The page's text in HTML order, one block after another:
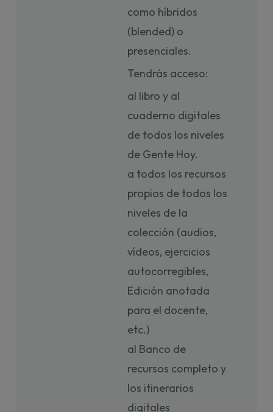
como híbridos
(blended) o
presenciales.
Tendrás acceso:
al libro y al
cuaderno digitales
de todos los niveles
de Gente Hoy.
a todos los recursos
propios de todos los
niveles de la
colección (audios,
vídeos, ejercicios
autocorregibles,
Edición anotada
para el docente,
etc.)
al Banco de
recursos completo y
los itinerarios
digitales